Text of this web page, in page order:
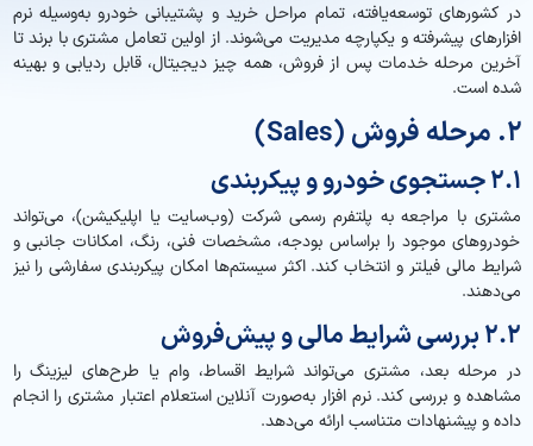
در کشورهای توسعه‌یافته، تمام مراحل خرید و پشتیبانی خودرو به‌وسیله نرم
افزارهای پیشرفته و یکپارچه مدیریت می‌شوند. از اولین تعامل مشتری با برند تا
آخرین مرحله خدمات پس از فروش، همه چیز دیجیتال، قابل ردیابی و بهینه
شده است.
۲. مرحله فروش (Sales)
۲.۱ جستجوی خودرو و پیکربندی
مشتری با مراجعه به پلتفرم رسمی شرکت (وب‌سایت یا اپلیکیشن)، می‌تواند
خودروهای موجود را براساس بودجه، مشخصات فنی، رنگ، امکانات جانبی و
شرایط مالی فیلتر و انتخاب کند. اکثر سیستم‌ها امکان پیکربندی سفارشی را نیز
می‌دهند.
۲.۲ بررسی شرایط مالی و پیش‌فروش
در مرحله بعد، مشتری می‌تواند شرایط اقساط، وام یا طرح‌های لیزینگ را
مشاهده و بررسی کند. نرم افزار به‌صورت آنلاین استعلام اعتبار مشتری را انجام
داده و پیشنهادات متناسب ارائه می‌دهد.